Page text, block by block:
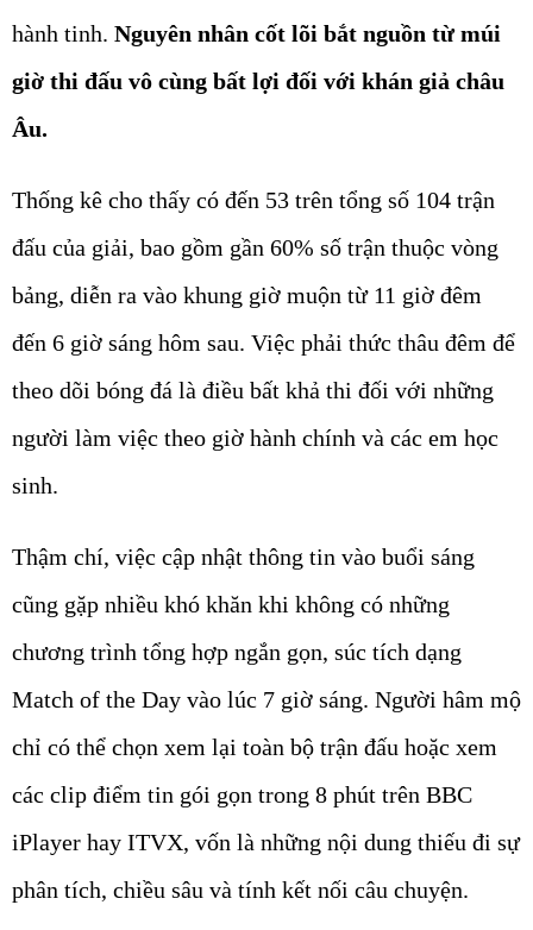
hành tinh. Nguyên nhân cốt lõi bắt nguồn từ múi
giờ thi đấu vô cùng bất lợi đối với khán giả châu
Âu.
Thống kê cho thấy có đến 53 trên tổng số 104 trận
đấu của giải, bao gồm gần 60% số trận thuộc vòng
bảng, diễn ra vào khung giờ muộn từ 11 giờ đêm
đến 6 giờ sáng hôm sau. Việc phải thức thâu đêm để
theo dõi bóng đá là điều bất khả thi đối với những
người làm việc theo giờ hành chính và các em học
sinh.
Thậm chí, việc cập nhật thông tin vào buổi sáng
cũng gặp nhiều khó khăn khi không có những
chương trình tổng hợp ngắn gọn, súc tích dạng
Match of the Day vào lúc 7 giờ sáng. Người hâm mộ
chỉ có thể chọn xem lại toàn bộ trận đấu hoặc xem
các clip điểm tin gói gọn trong 8 phút trên BBC
iPlayer hay ITVX, vốn là những nội dung thiếu đi sự
phân tích, chiều sâu và tính kết nối câu chuyện.